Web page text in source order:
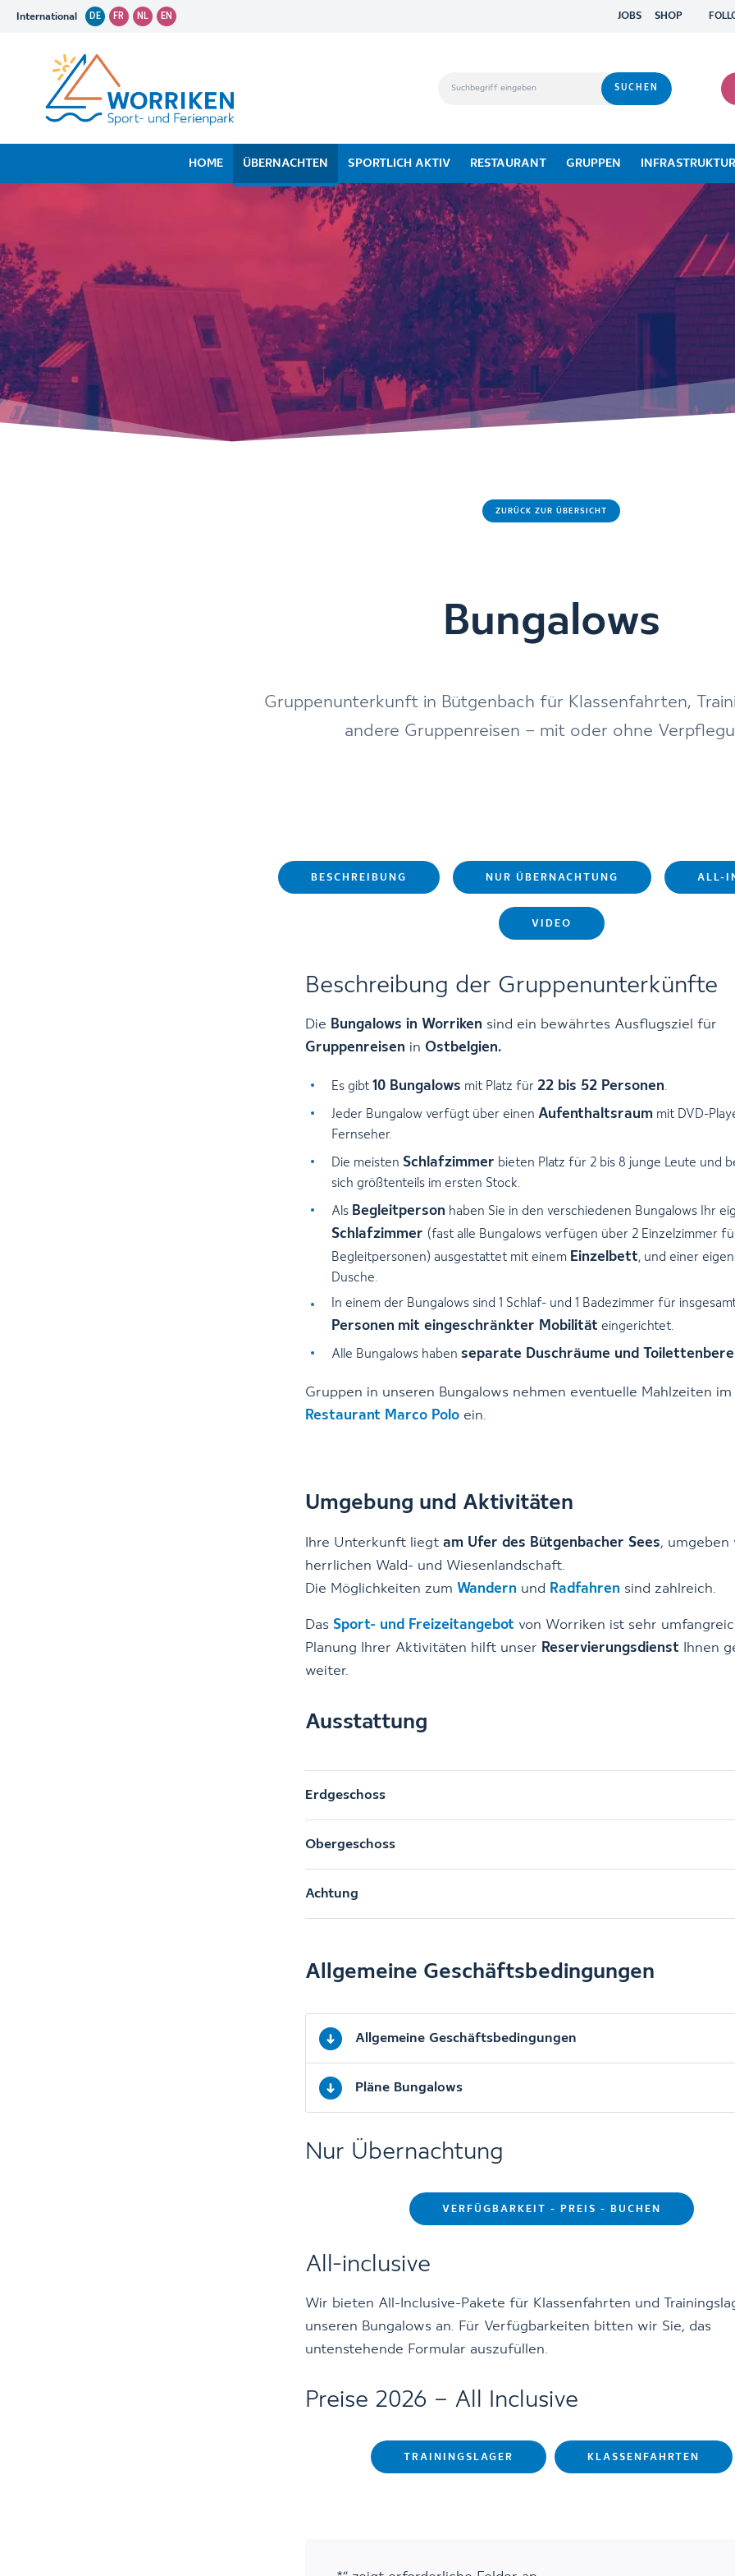
International DE FR NL EN JOBS SHOP
HOME ÜBERNACHTEN SPORTLICH AKTIV RESTAURANT GRUPPEN INFRASTRUKTUR
ZURÜCK ZUR ÜBERSICHT
Bungalows
Gruppenunterkunft in Bütgenbach für Klassenfahrten,
andere Gruppenreisen – mit oder ohne
BESCHREIBUNG NUR ÜBERNACHTUNG ALL-
VIDEO
Beschreibung der Gruppenunterkünfte
Die Bungalows in Worriken sind ein bewährtes Ausflugsziel für
Gruppenreisen in Ostbelgien.
Es gibt 10 Bungalows mit Platz für 22 bis 52 Personen.
Jeder Bungalow verfügt über einen Aufenthaltsraum mit DVD-
Fernseher.
Die meisten Schlafzimmer bieten Platz für 2 bis 8 junge Leute und
sich größtenteils im ersten Stock.
Als Begleitperson haben Sie in den verschiedenen Bungalows Ihr
Schlafzimmer (fast alle Bungalows verfügen über 2 Einzelzimmer
Begleitpersonen) ausgestattet mit einem Einzelbett, und einer
Dusche.
In einem der Bungalows sind 1 Schlaf- und 1 Badezimmer für
Personen mit eingeschränkter Mobilität eingerichtet.
Alle Bungalows haben separate Duschräume und
Gruppen in unseren Bungalows nehmen eventuelle Mahlzeiten im
Restaurant Marco Polo ein.
Umgebung und Aktivitäten
Ihre Unterkunft liegt am Ufer des Bütgenbacher Sees, umgeben
herrlichen Wald- und Wiesenlandschaft.
Die Möglichkeiten zum Wandern und Radfahren sind zahlreich.
Das Sport- und Freizeitangebot von Worriken ist sehr
Planung Ihrer Aktivitäten hilft unser Reservierungsdienst Ihnen
weiter.
Ausstattung
Erdgeschoss
Obergeschoss
Achtung
Allgemeine Geschäftsbedingungen
Allgemeine Geschäftsbedingungen
Pläne Bungalows
Nur Übernachtung
VERFÜGBARKEIT - PREIS - BUCHEN
All-inclusive
Wir bieten All-Inclusive-Pakete für Klassenfahrten und
unseren Bungalows an. Für Verfügbarkeiten bitten wir Sie, das
untenstehende Formular auszufüllen.
Preise 2026 – All Inclusive
TRAININGSLAGER KLASSENFAHRTEN